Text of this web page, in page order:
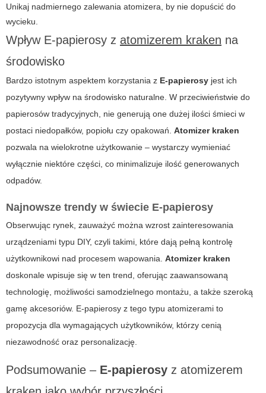
Unikaj nadmiernego zalewania atomizera, by nie dopuścić do
wycieku.
Wpływ E-papierosy z atomizerem kraken na
środowisko
Bardzo istotnym aspektem korzystania z E-papierosy jest ich
pozytywny wpływ na środowisko naturalne. W przeciwieństwie do
papierosów tradycyjnych, nie generują one dużej ilości śmieci w
postaci niedopałków, popiołu czy opakowań. Atomizer kraken
pozwala na wielokrotne użytkowanie – wystarczy wymieniać
wyłącznie niektóre części, co minimalizuje ilość generowanych
odpadów.
Najnowsze trendy w świecie E-papierosy
Obserwując rynek, zauważyć można wzrost zainteresowania
urządzeniami typu DIY, czyli takimi, które dają pełną kontrolę
użytkownikowi nad procesem wapowania. Atomizer kraken
doskonale wpisuje się w ten trend, oferując zaawansowaną
technologię, możliwości samodzielnego montażu, a także szeroką
gamę akcesoriów. E-papierosy z tego typu atomizerami to
propozycja dla wymagających użytkowników, którzy cenią
niezawodność oraz personalizację.
Podsumowanie – E-papierosy z atomizerem